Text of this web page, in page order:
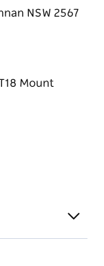
NSW 2567